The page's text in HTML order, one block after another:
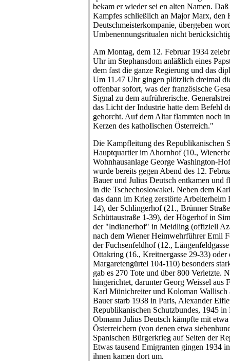
bekam er wieder sei en alten Namen.
Kampfes schließlich an Major Marx, den
Deutschmeisterkompanie, übergeben
Umbenennungsritualen nicht
Am Montag, dem 12. Februar 1934
Uhr im Stephansdom anläßlich eines
dem fast die ganze Regierung und das
Um 11.47 Uhr gingen plötzlich dreimal
offenbar sofort, was der französische
Signal zu dem aufrührerische.
das Licht der Industrie hatte dem Befehl
gehorcht. Auf dem Altar flammten noch
Kerzen des kathoIischen Österreich."
Die Kampfleitung des Republikanischen
Hauptquartier im Ahornhof (10.,
Wohnhausanlage George Washington-
wurde bereits gegen Abend des 12.
Bauer und Julius Deutsch entkamen und
in die Tschechoslowakei. Neben dem
das dann im Krieg zerstörte Arbeiterheim
14), der Schlingerhof (21., Brünner
Schüttaustraße 1-39), der Högerhof in
der "lndianerhof" in Meidling (offiziell
nach dem Wiener Heimwehrführer Emil
der Fuchsenfeldhof (12.,
Ottakring (16., Kreitnergasse 29-33) oder
Margaretengürtel 104-110) besonders
gab es 270 Tote und über 800 Verletzte.
hingerichtet, darunter Georg Weissel aus
Karl Münichreiter und Koloman Wallisch
Bauer starb 1938 in Paris, Alexander
Republikanischen Schutzbundes, 1945
Obmann Julius Deutsch kämpfte mit
Österreichern (von denen etwa
Spanischen Bürgerkrieg auf Seiten der
Etwas tausend Emigranten gingen 1934
ihnen kamen dort um.